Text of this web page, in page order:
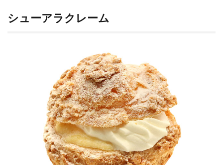
シューアラクレーム